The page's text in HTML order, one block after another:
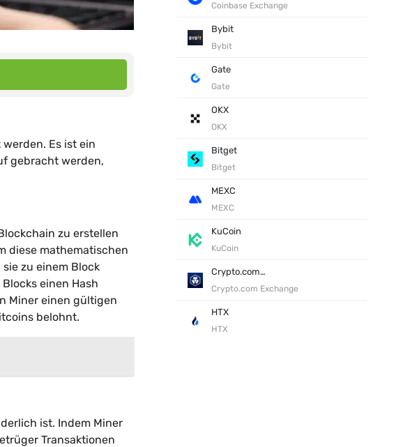
Es ist ein
gebracht werden,
zu erstellen
diese mathematischen
zu einem Block
einen Hash
Miner einen gültigen
belohnt.
ist. Indem Miner
Transaktionen
Coinbase Exchange
Bybit
Bybit
Gate
Gate
OKX
OKX
Bitget
Bitget
MEXC
MEXC
KuCoin
KuCoin
Crypto.com Exchange
Crypto.com Exchange
HTX
HTX